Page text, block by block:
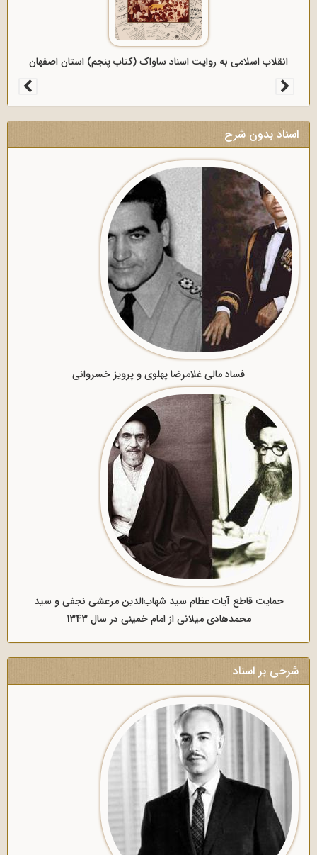
انقلاب اسلامی به روایت اسناد ساواک (کتاب ششم) استان اصفهان
اسناد بدون شرح
فساد مالی غلامرضا پهلوی و پرویز خسروانی
حمایت قاطع آیات عظام سید شهاب‌الدین مرعشی نجفی و سید
محمدهادی میلانی از امام خمینی در سال 1343
شرحی بر اسناد